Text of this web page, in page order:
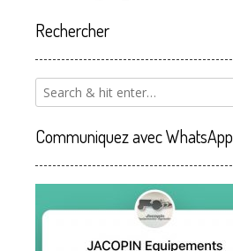
Rechercher
Communiquez avec WhatsApp